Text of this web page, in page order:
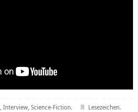
, Interview, Science-Fiction. Lesezeichen.